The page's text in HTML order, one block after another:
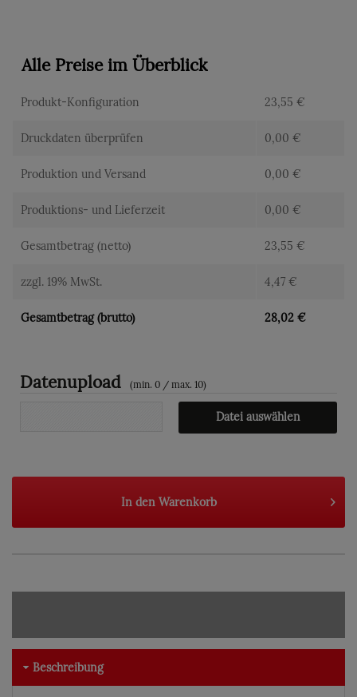
Alle Preise im Überblick
Produkt-Konfiguration 23,55 €
Druckdaten überprüfen 0,00 €
Produktion und Versand 0,00 €
Produktions- und Lieferzeit 0,00 €
Gesamtbetrag (netto) 23,55 €
zzgl. 19% MwSt. 4,47 €
Gesamtbetrag (brutto) 28,02 €
Datenupload (min. 0 / max. 10)
Datei auswählen
In den Warenkorb
Beschreibung